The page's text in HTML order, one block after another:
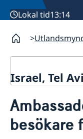
Lokal tid13:14
Israel, Tel
Om ambassaden
Lediga tjänster
GDPR
Så stöttar vi
besökare